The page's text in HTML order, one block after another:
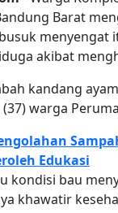
Barat
menyengat
akibat
kandang
warga
Edukasi
kondisi bau
khawatir